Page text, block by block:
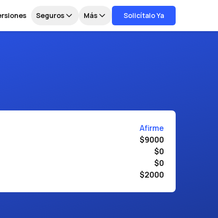
Seguros Más Solicítalo Ya
Afirme
$9000
$0
$0
$2000